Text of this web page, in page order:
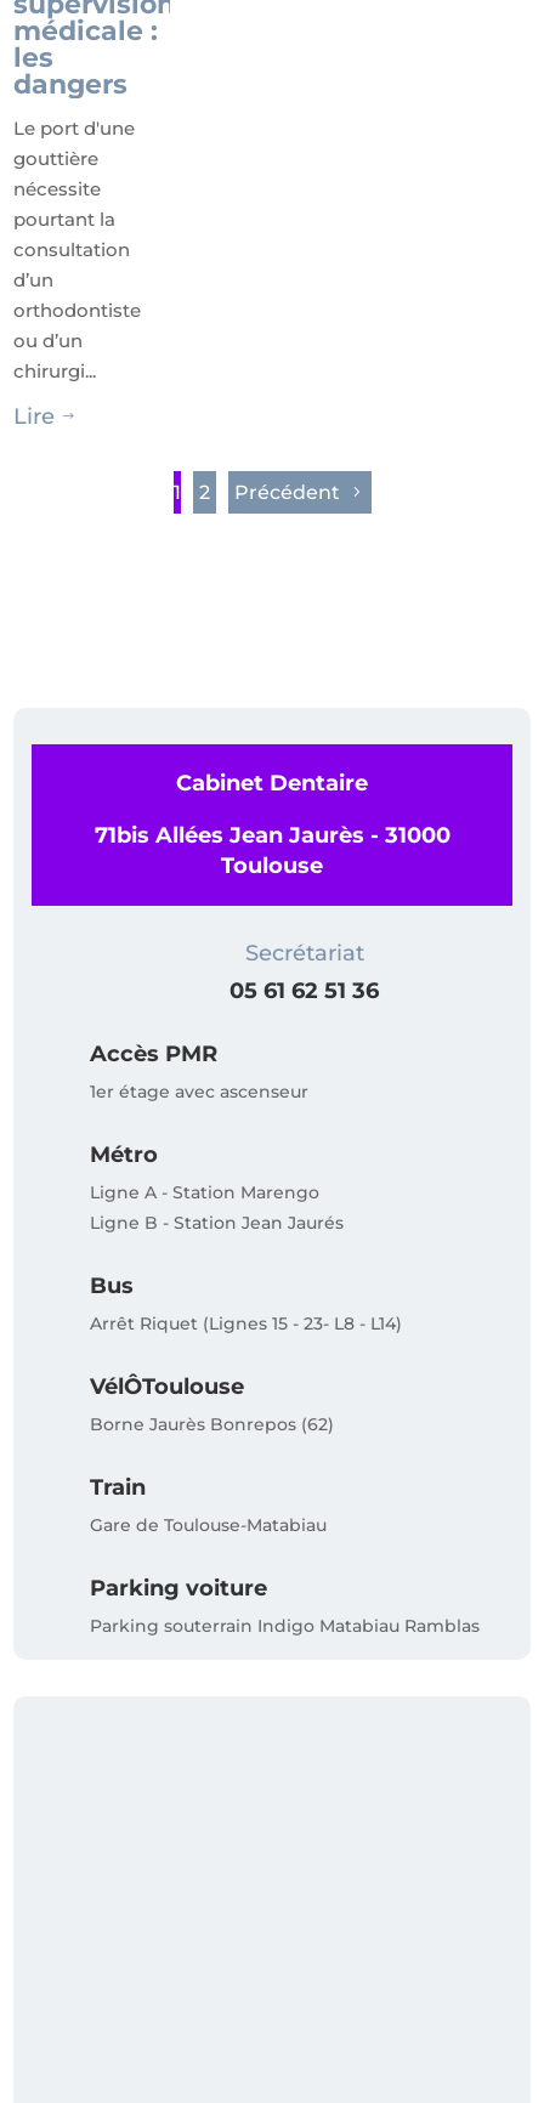
médicale :
les
dangers
Le port d'une
gouttière
nécessite
pourtant la
consultation
d’un
orthodontiste
ou d’un
chirurgi...
Lire $
1 2 Précédent
Cabinet Dentaire
71bis Allées Jean Jaurès - 31000
Toulouse
Secrétariat
05 61 62 51 36
Accès PMR
1er étage avec ascenseur
Métro
Ligne A - Station Marengo
Ligne B - Station Jean Jaurés
Bus
Arrêt Riquet (Lignes 15 - 23- L8 - L14)
VélÔToulouse
Borne Jaurès Bonrepos (62)
Train
Gare de Toulouse-Matabiau
Parking voiture
Parking souterrain Indigo Matabiau Ramblas